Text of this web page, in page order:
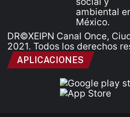
DR©XEIPN Canal Once,
2021. Todos los derechos
APLICACIONES